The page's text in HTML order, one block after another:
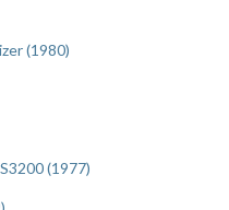
(1980)
(1977)